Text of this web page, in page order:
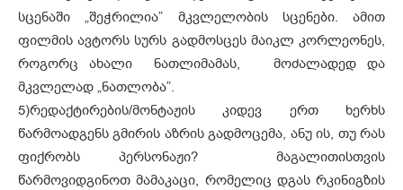
სცენაში „შეჭრილია” მკვლელობის სცენები. ამით
ფილმის ავტორს სურს გადმოსცეს მაიკლ კორლეონეს,
როგორც ახალი ნათლიმამას, მოძალადედ და
მკვლელად „ნათლობა”.
5)რედაქტირების/მონტაჟის კიდევ ერთ ხერხს
წარმოადგენს გმირის აზრის გადმოცემა, ანუ ის, თუ რას
ფიქრობს პერსონაჟი? მაგალითისთვის
წარმოვიდგინოთ მამაკაცი, რომელიც დგას რკინიგზის